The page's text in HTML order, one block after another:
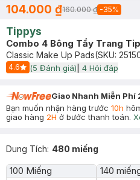
104.000 ₫160.000 ₫ -35%
Tippys
Combo 4 Bông Tẩy Trang
Classic Make Up Pads(SKU:
4.6
Start Icon
(5 Đánh giá) 4 Hỏi đáp
Giao Nhanh Miễn Phí
Bạn muốn nhận hàng trước 10h
giao hàng 2H ở bước thanh toán.
Dung Tích: 480 miếng
100 Miếng 140